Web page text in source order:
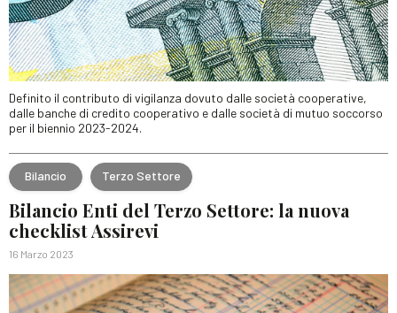
Definito il contributo di vigilanza dovuto dalle società cooperative,
dalle banche di credito cooperativo e dalle società di mutuo soccorso
per il biennio 2023-2024.
Bilancio Terzo Settore
Bilancio Enti del Terzo Settore: la nuova
checklist Assirevi
16 Marzo 2023